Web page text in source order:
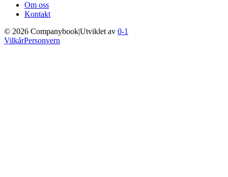
Om oss
Kontakt
© 2026 Companybook|Utviklet av 0-1
VilkårPersonvern